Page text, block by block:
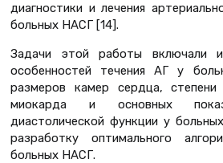
диагностики и лечения
больных НАСГ [14].
Задачи этой работы включали
особенностей течения АГ у
размеров камер сердца, степени
миокарда и основных
диастолической функции у
разработку оптимального
больных НАСГ.